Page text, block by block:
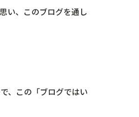
い、このブログを通し
、この「ブログではい